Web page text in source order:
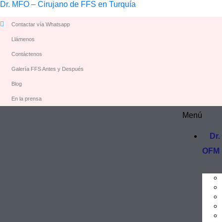
Dr. MFO – Cirujano de FFS en Turquía
Contactar vía Whatsapp
Llámenos
Contáctenos
Galería FFS Antes y Después
Blog
En la prensa
Menú
Dr.
OFM